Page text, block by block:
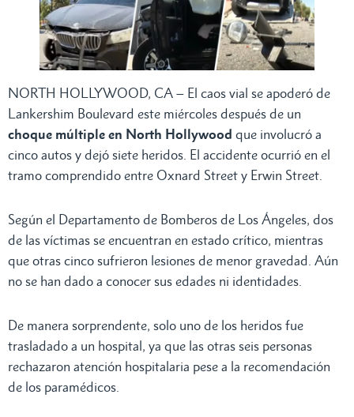
NORTH HOLLYWOOD, CA – El caos vial se apoderó de
Lankershim Boulevard este miércoles después de un
choque múltiple en North Hollywood que involucró a
cinco autos y dejó siete heridos. El accidente ocurrió en el
tramo comprendido entre Oxnard Street y Erwin Street.
Según el Departamento de Bomberos de Los Ángeles, dos
de las víctimas se encuentran en estado crítico, mientras
que otras cinco sufrieron lesiones de menor gravedad. Aún
no se han dado a conocer sus edades ni identidades.
De manera sorprendente, solo uno de los heridos fue
trasladado a un hospital, ya que las otras seis personas
rechazaron atención hospitalaria pese a la recomendación
de los paramédicos.